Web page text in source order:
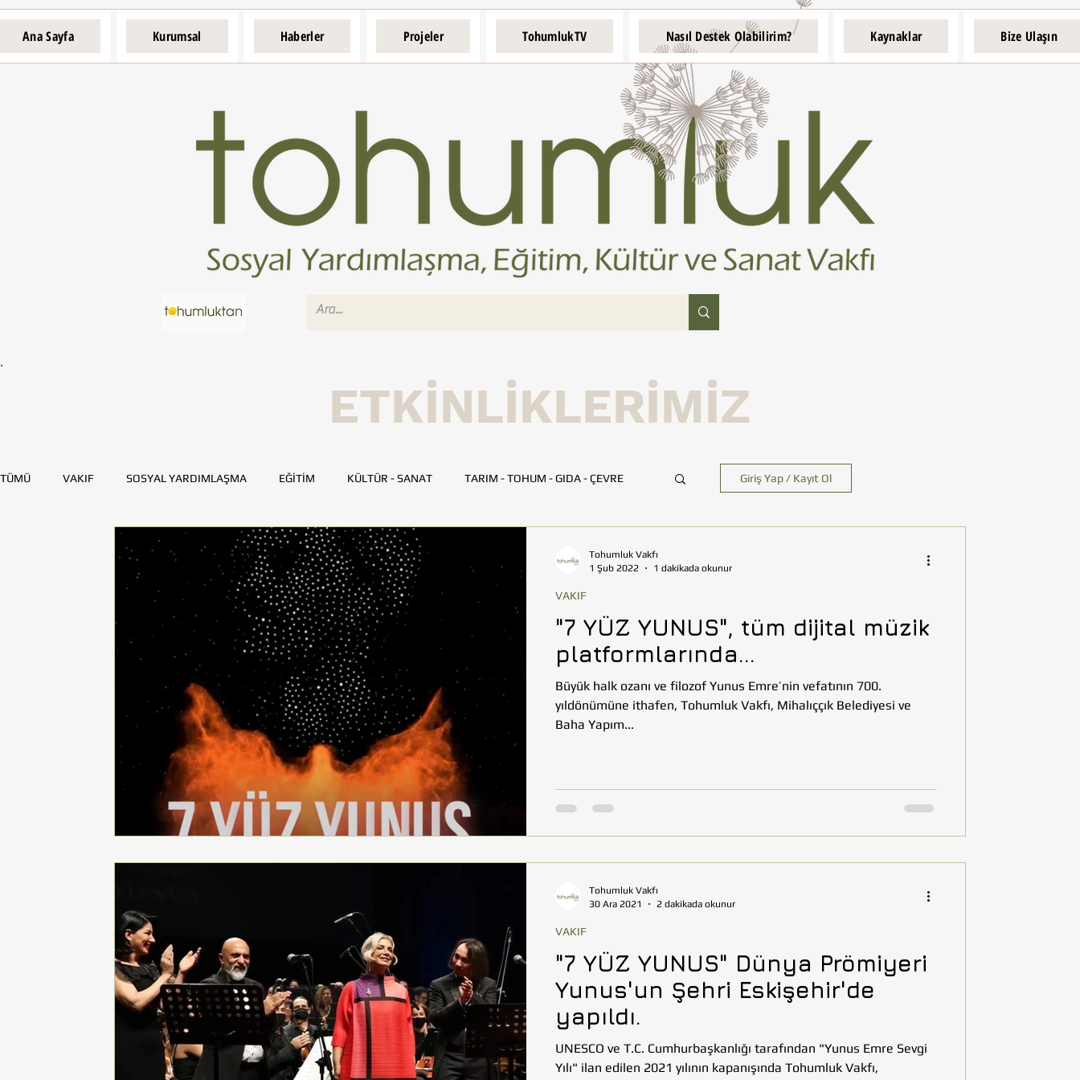
Ana Sayfa Kurumsal Haberler Projeler TohumlukTV Nasıl Destek Olabilirim? Kaynaklar Bize Ulaşın
ETKİNLİKLERİMİZ
TÜMÜ VAKIF SOSYAL YARDIMLAŞMA EĞİTİM KÜLTÜR - SANAT TARIM - TOHUM - GIDA - ÇEVRE
KAYNAK GELİŞTİRME GENÇ TOHUMLUK
DİYARBAKIR ESKİŞEHİR HATAY İZMİR
TOHUMLUK YAZARLARI BİLİM VE TEKNOLOJİ
Giriş Yap / Kayıt Ol
"7 YÜZ YUNUS", tüm dijital müzik
platformlarında...
Büyük halk ozanı ve filozof Yunus Emre’nin vefatının 700.
yıldönümüne ithafen, Tohumluk Vakfı, Mihalıççık Belediyesi ve
Baha Yapım...
VAKIF
Tohumluk Vakfı
1 Şub 2022
1 dakikada okunur
"7 YÜZ YUNUS" Dünya Prömiyeri
Yunus'un Şehri Eskişehir'de
yapıldı.
UNESCO ve T.C. Cumhurbaşkanlığı tarafından "Yunus Emre Sevgi
Yılı" ilan edilen 2021 yılının kapanışında Tohumluk Vakfı,
VAKIF
Tohumluk Vakfı
30 Ara 2021
2 dakikada okunur